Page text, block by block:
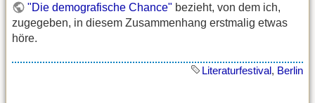
"Die demografische Chance" bezieht, von dem ich,
zugegeben, in diesem Zusammenhang erstmalig etwas
höre.
Literaturfestival, Berlin